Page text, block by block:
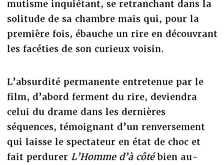
mutisme inquiétant, se retranchant dans la
solitude de sa chambre mais qui, pour la
première fois, ébauche un rire en découvrant
les facéties de son curieux voisin.
L’absurdité permanente entretenue par le
film, d’abord ferment du rire, deviendra
celui du drame dans les dernières
séquences, témoignant d’un renversement
qui laisse le spectateur en état de choc et
fait perdurer L’Homme d’à côtébien au-